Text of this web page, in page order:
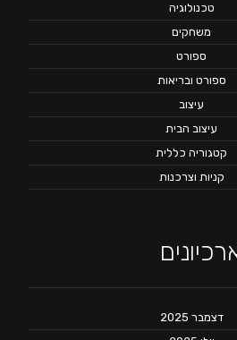
טכנולוגיה
משחקים
ספורט
ספורט ובריאות
עיצוב
עיצוב הבית
קטגוריה כללית
קניות וצרכנות
דצמבר 2025